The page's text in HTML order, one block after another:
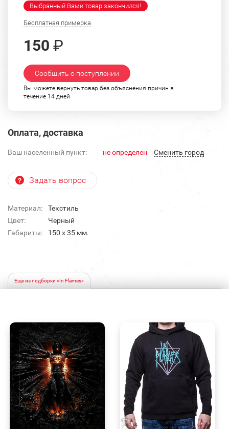
Выбранный Вами товар закончился!
Бесплатная примерка
150 ₽
Сообщить о поступлении
Вы можете вернуть товар без объяснения причин в
течение 14 дней
Оплата, доставка
Ваш населенный пункт: не определен Cменить город
Задать вопрос
Материал:
Текстиль
Цвет:
Черный
Габариты:
150 x 35 мм.
Еще из подборки «In Flames»